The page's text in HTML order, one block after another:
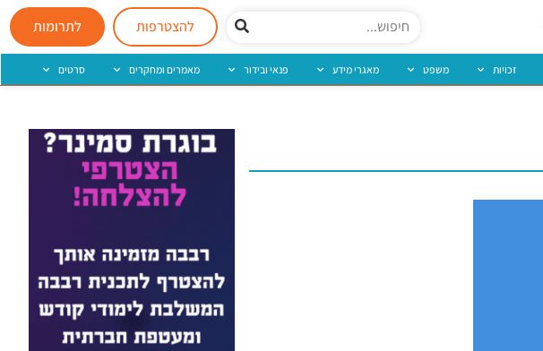
להצטרפות לתרומות
זכויות משפט מאגרי מידע פנאי ובידור מאמרים ומחקרים סרטים